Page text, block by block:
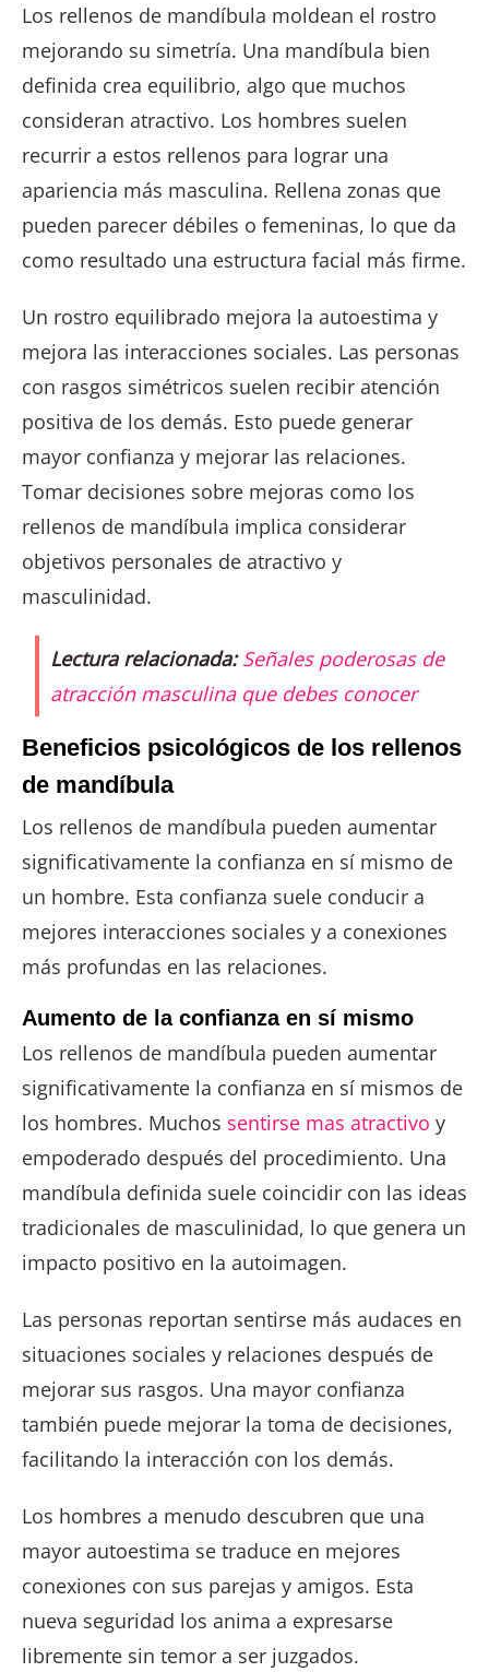
Los rellenos de mandíbula moldean el rostro
mejorando su simetría. Una mandíbula bien
definida crea equilibrio, algo que muchos
consideran atractivo. Los hombres suelen
recurrir a estos rellenos para lograr una
apariencia más masculina. Rellena zonas que
pueden parecer débiles o femeninas, lo que da
como resultado una estructura facial más firme.
Un rostro equilibrado mejora la autoestima y
mejora las interacciones sociales. Las personas
con rasgos simétricos suelen recibir atención
positiva de los demás. Esto puede generar
mayor confianza y mejorar las relaciones.
Tomar decisiones sobre mejoras como los
rellenos de mandíbula implica considerar
objetivos personales de atractivo y
masculinidad.
Lectura relacionada: Señales poderosas de
atracción masculina que debes conocer
Beneficios psicológicos de los rellenos
de mandíbula
Los rellenos de mandíbula pueden aumentar
significativamente la confianza en sí mismo de
un hombre. Esta confianza suele conducir a
mejores interacciones sociales y a conexiones
más profundas en las relaciones.
Aumento de la confianza en sí mismo
Los rellenos de mandíbula pueden aumentar
significativamente la confianza en sí mismos de
los hombres. Muchos sentirse mas atractivo y
empoderado después del procedimiento. Una
mandíbula definida suele coincidir con las ideas
tradicionales de masculinidad, lo que genera un
impacto positivo en la autoimagen.
Las personas reportan sentirse más audaces en
situaciones sociales y relaciones después de
mejorar sus rasgos. Una mayor confianza
también puede mejorar la toma de decisiones,
facilitando la interacción con los demás.
Los hombres a menudo descubren que una
mayor autoestima se traduce en mejores
conexiones con sus parejas y amigos. Esta
nueva seguridad los anima a expresarse
libremente sin temor a ser juzgados.